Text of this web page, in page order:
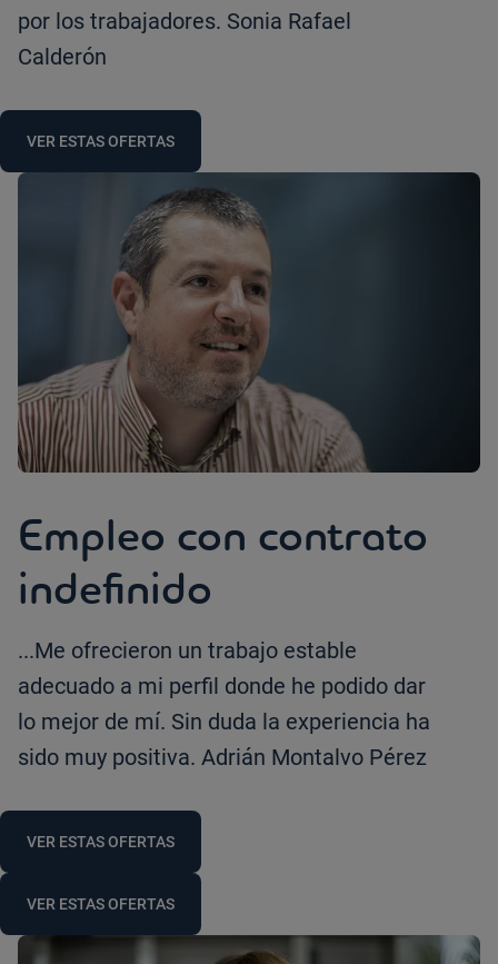
por los trabajadores. Sonia Rafael
Calderón
VER ESTAS OFERTAS
Empleo con contrato
indefinido
...Me ofrecieron un trabajo estable
adecuado a mi perfil donde he podido dar
lo mejor de mí. Sin duda la experiencia ha
sido muy positiva. Adrián Montalvo Pérez
VER ESTAS OFERTAS
VER ESTAS OFERTAS